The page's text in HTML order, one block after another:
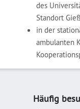
des
Standort
in der
ambulanten
Häufig